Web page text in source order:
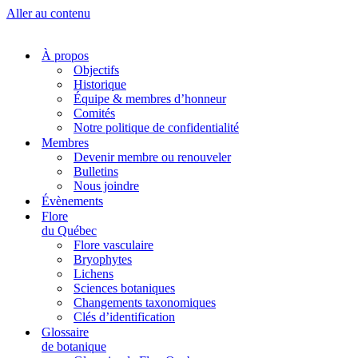
Aller au contenu
À propos
Objectifs
Historique
Équipe & membres d’honneur
Comités
Notre politique de confidentialité
Membres
Devenir membre ou renouveler
Bulletins
Nous joindre
Évènements
Flore
du Québec
Flore vasculaire
Bryophytes
Lichens
Sciences botaniques
Changements taxonomiques
Clés d’identification
Glossaire
de botanique